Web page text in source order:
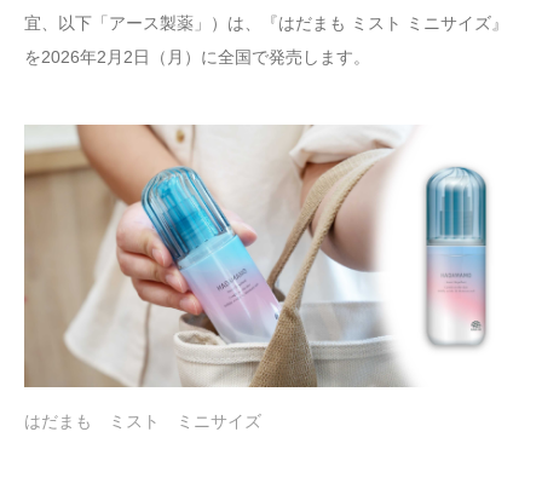
宜、以下「アース製薬」）は、『はだまも ミスト ミニサイズ』
を2026年2月2日（月）に全国で発売します。
はだまも ミスト ミニサイズ